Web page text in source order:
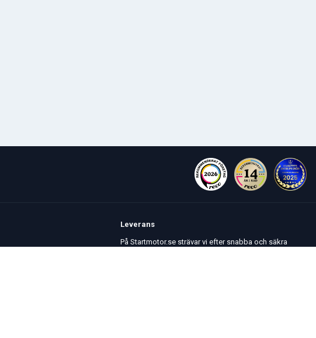
Leverans
På Startmotor.se strävar vi efter snabba och säkra